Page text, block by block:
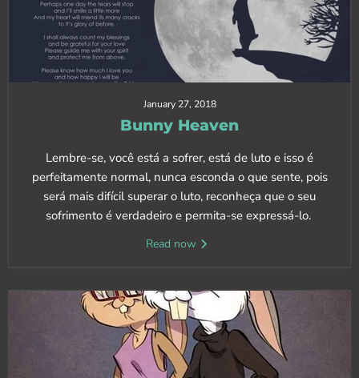
January 27, 2018
Bunny Heaven
Lembre-se, você está a sofrer, está de luto e isso é
perfeitamente normal, nunca esconda o que sente, pois
será mais difícil superar o luto, reconheça que o seu
sofrimento é verdadeiro e permita-se expressá-lo.
Read now